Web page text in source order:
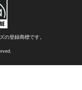
の登録商標です。